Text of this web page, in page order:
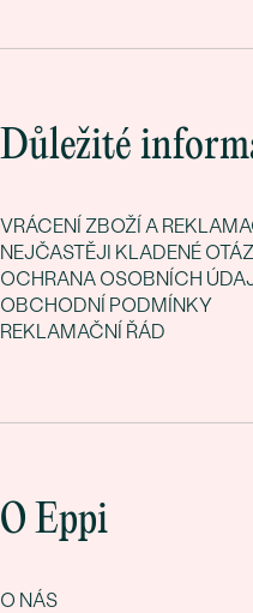
Důležité
VRÁCENÍ ZBOŽÍ A
NEJČASTĚJI KLADENÉ
OCHRANA OSOBNÍCH
OBCHODNÍ PODMÍNKY
REKLAMAČNÍ ŘÁD
O Eppi
O NÁS